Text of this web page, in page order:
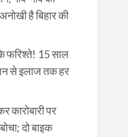
है बिहार की
फरिश्ते! 15 साल
से इलाज तक हर
पर
दो बाइक